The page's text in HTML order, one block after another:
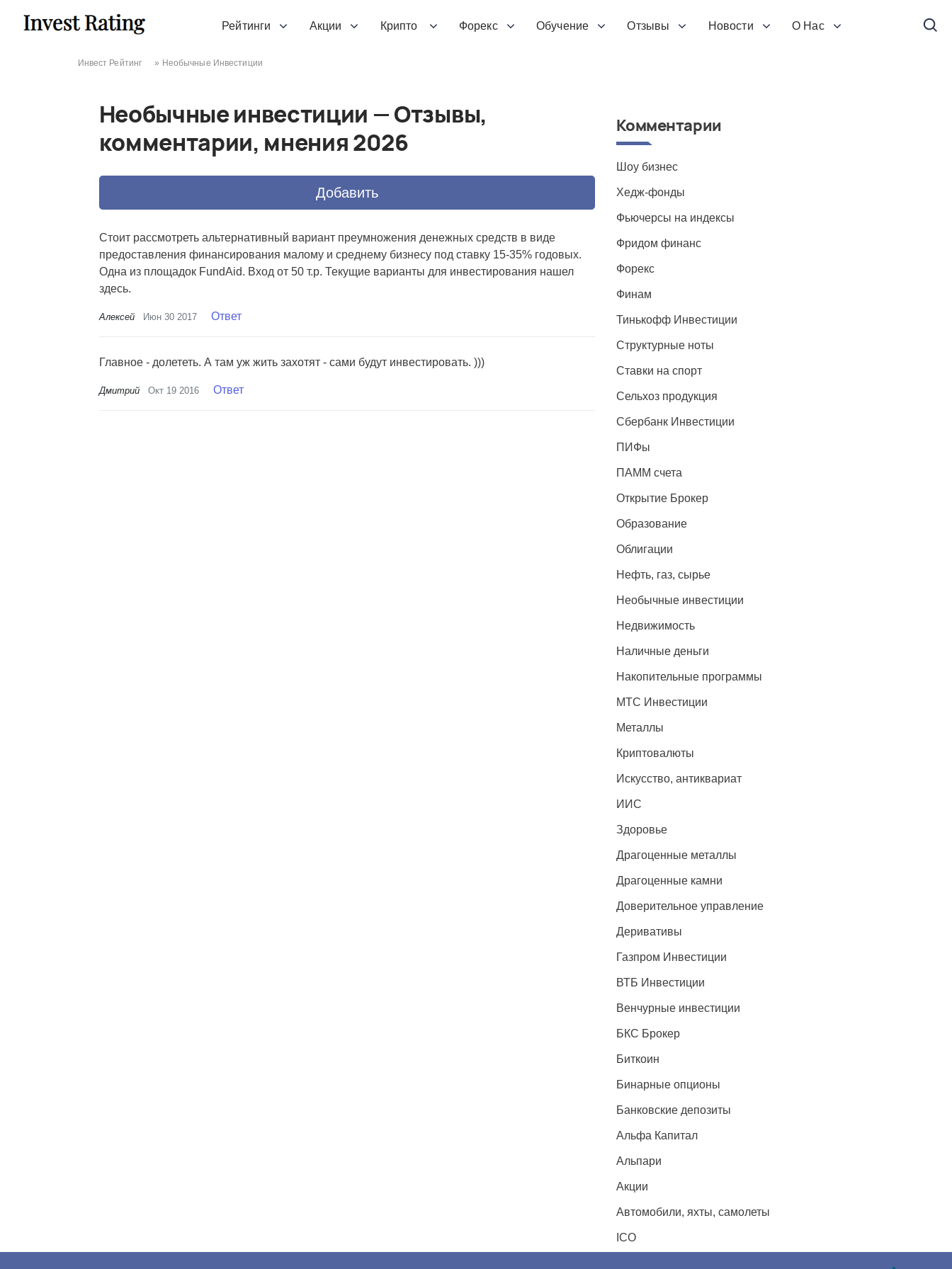
Рейтинги
Акции Крипто Форекс Обучение Отзывы Новости О Нас
Инвест Рейтинг » Необычные Инвестиции
Необычные инвестиции — Отзывы,
комментарии, мнения 2026
Добавить
Стоит рассмотреть альтернативный вариант преумножения денежных средств в виде
предоставления финансирования малому и среднему бизнесу под ставку 15-35% годовых.
Одна из площадок FundAid. Вход от 50 т.р. Текущие варианты для инвестирования нашел
здесь.
Алексей Июн 30 2017 Ответ
Главное - долететь. А там уж жить захотят - сами будут инвестировать. )))
Дмитрий Окт 19 2016 Ответ
Комментарии
Шоу бизнес
Хедж-фонды
Фьючерсы на индексы
Фридом финанс
Форекс
Финам
Тинькофф Инвестиции
Структурные ноты
Ставки на спорт
Сельхоз продукция
Сбербанк Инвестиции
ПИФы
ПАММ счета
Открытие Брокер
Образование
Облигации
Нефть, газ, сырье
Необычные инвестиции
Недвижимость
Наличные деньги
Накопительные программы
МТС Инвестиции
Металлы
Криптовалюты
Искусство, антиквариат
ИИС
Здоровье
Драгоценные металлы
Драгоценные камни
Доверительное управление
Деривативы
Газпром Инвестиции
ВТБ Инвестиции
Венчурные инвестиции
БКС Брокер
Биткоин
Бинарные опционы
Банковские депозиты
Альфа Капитал
Альпари
Акции
Автомобили, яхты, самолеты
ICO